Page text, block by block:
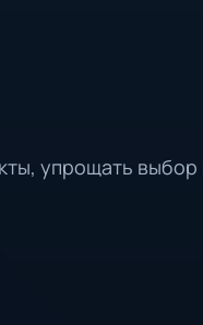
упрощать выбор